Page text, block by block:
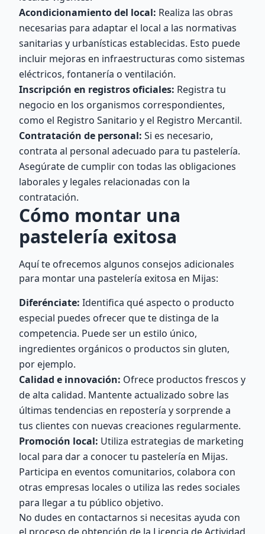
Acondicionamiento del local: Realiza las obras
necesarias para adaptar el local a las normativas
sanitarias y urbanísticas establecidas. Esto puede
incluir mejoras en infraestructuras como sistemas
eléctricos, fontanería o ventilación.
Inscripción en registros oficiales: Registra tu
negocio en los organismos correspondientes,
como el Registro Sanitario y el Registro Mercantil.
Contratación de personal: Si es necesario,
contrata al personal adecuado para tu pastelería.
Asegúrate de cumplir con todas las obligaciones
laborales y legales relacionadas con la
contratación.
Cómo montar una
pastelería exitosa
Aquí te ofrecemos algunos consejos adicionales
para montar una pastelería exitosa en Mijas:
Diferénciate: Identifica qué aspecto o producto
especial puedes ofrecer que te distinga de la
competencia. Puede ser un estilo único,
ingredientes orgánicos o productos sin gluten,
por ejemplo.
Calidad e innovación: Ofrece productos frescos y
de alta calidad. Mantente actualizado sobre las
últimas tendencias en repostería y sorprende a
tus clientes con nuevas creaciones regularmente.
Promoción local: Utiliza estrategias de marketing
local para dar a conocer tu pastelería en Mijas.
Participa en eventos comunitarios, colabora con
otras empresas locales o utiliza las redes sociales
para llegar a tu público objetivo.
No dudes en contactarnos si necesitas ayuda con